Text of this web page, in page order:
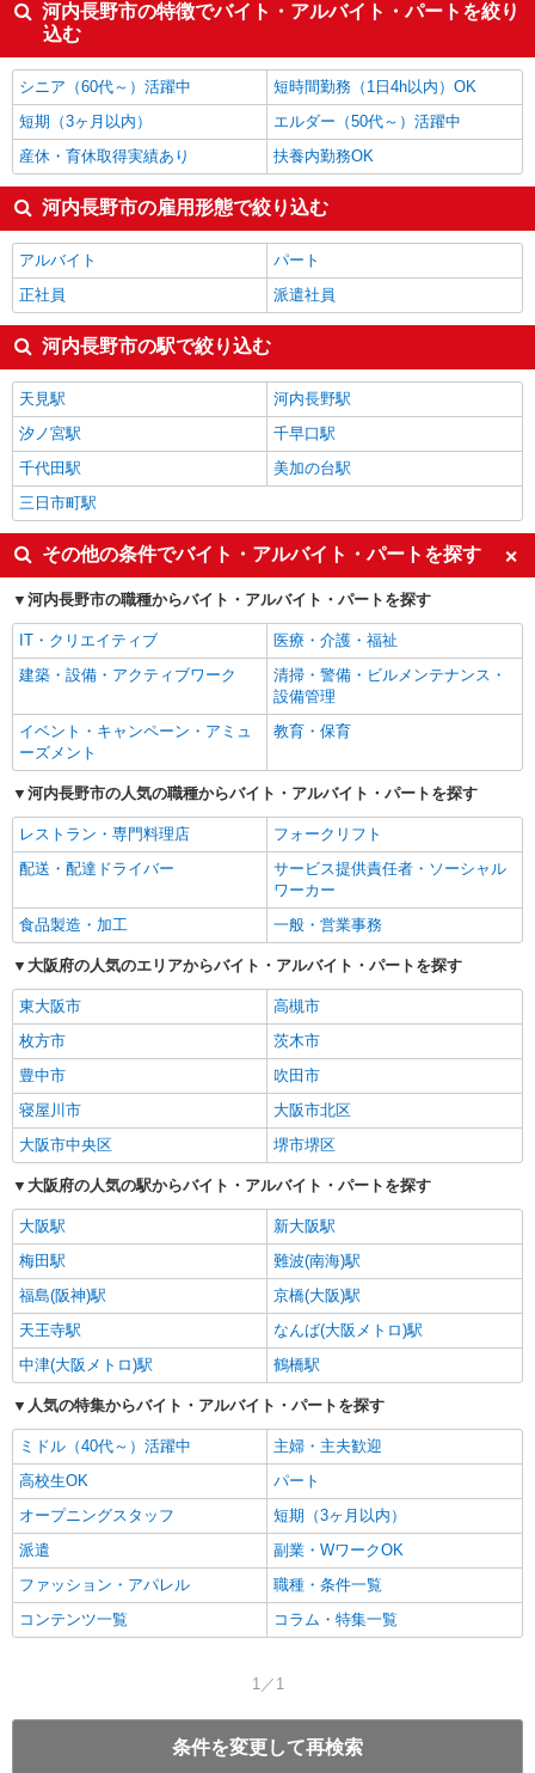
河内長野市の特徴でバイト・アルバイト・パートを絞り
込む
シニア（60代～）活躍中
短時間勤務（1日4h以内）OK
短期（3ヶ月以内）
エルダー（50代～）活躍中
産休・育休取得実績あり
扶養内勤務OK
河内長野市の雇用形態で絞り込む
アルバイト
パート
正社員
派遣社員
河内長野市の駅で絞り込む
天見駅
河内長野駅
汐ノ宮駅
千早口駅
千代田駅
美加の台駅
三日市町駅
その他の条件でバイト・アルバイト・パートを探す
河内長野市の職種からバイト・アルバイト・パートを探す
IT・クリエイティブ
医療・介護・福祉
建築・設備・アクティブワーク
清掃・警備・ビルメンテナンス・
設備管理
イベント・キャンペーン・アミュ
ーズメント
教育・保育
河内長野市の人気の職種からバイト・アルバイト・パートを探す
レストラン・専門料理店
フォークリフト
配送・配達ドライバー
サービス提供責任者・ソーシャル
ワーカー
食品製造・加工
一般・営業事務
大阪府の人気のエリアからバイト・アルバイト・パートを探す
東大阪市
高槻市
枚方市
茨木市
豊中市
吹田市
寝屋川市
大阪市北区
大阪市中央区
堺市堺区
大阪府の人気の駅からバイト・アルバイト・パートを探す
大阪駅
新大阪駅
梅田駅
難波(南海)駅
福島(阪神)駅
京橋(大阪)駅
天王寺駅
なんば(大阪メトロ)駅
中津(大阪メトロ)駅
鶴橋駅
人気の特集からバイト・アルバイト・パートを探す
ミドル（40代～）活躍中
主婦・主夫歓迎
高校生OK
パート
オープニングスタッフ
短期（3ヶ月以内）
派遣
副業・WワークOK
ファッション・アパレル
職種・条件一覧
コンテンツ一覧
コラム・特集一覧
1／1
条件を変更して再検索